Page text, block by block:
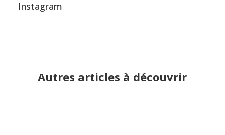
Instagram
Autres articles à découvrir